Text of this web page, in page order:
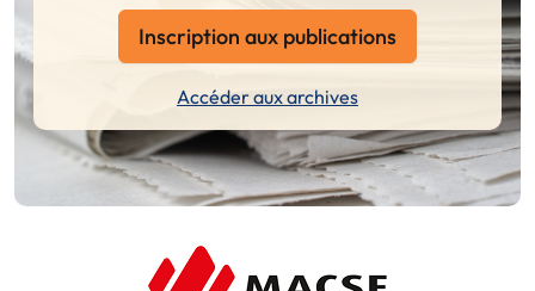
Inscription aux publications
Accéder aux archives